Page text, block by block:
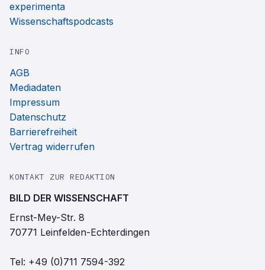
experimenta
Wissenschaftspodcasts
INFO
AGB
Mediadaten
Impressum
Datenschutz
Barrierefreiheit
Vertrag widerrufen
KONTAKT ZUR REDAKTION
BILD DER WISSENSCHAFT
Ernst-Mey-Str. 8
70771 Leinfelden-Echterdingen
Tel: +49 (0)711 7594-392